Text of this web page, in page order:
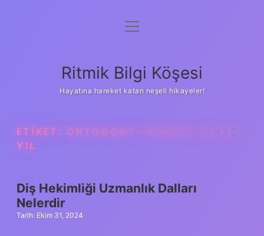
Anasayfa
Yasal Uyarı
menüyü
Ritmik Bilgi Köşesi
Hayatına hareket katan neşeli hikayeler!
ETIKET: ORTODONTI UZMANLIK KAÇ
YIL
Diş Hekimliği Uzmanlık Dalları
Nelerdir
Tarih: Ekim 31, 2024